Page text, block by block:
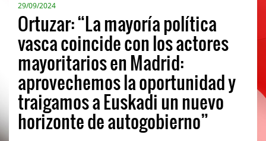
29/09/2024
Ortuzar: “La mayoría política
vasca coincide con los actores
mayoritarios en Madrid:
aprovechemos la oportunidad y
traigamos a Euskadi un nuevo
horizonte de autogobierno”